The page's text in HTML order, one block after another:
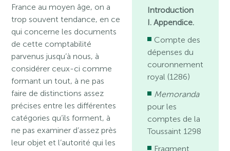
France au moyen âge, on a
trop souvent tendance, en ce
qui concerne les documents
de cette comptabilité
parvenus jusqu’à nous, à
considérer ceux-ci comme
formant un tout, à ne pas
faire de distinctions assez
précises entre les différentes
catégories qu’ils forment, à
ne pas examiner d’assez près
leur objet et l’autorité qui les
Introduction
I. Appendice.
Compte des
dépenses du
couronnement
royal (1286)
Memoranda
pour les
comptes de la
Toussaint 1298
Fragment